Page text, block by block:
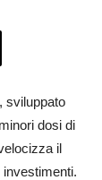
sviluppato
dosi di
il